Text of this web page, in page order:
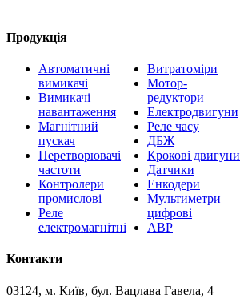
Продукція
Автоматичні
вимикачі
Вимикачі
навантаження
Магнітний
пускач
Перетворювачі
частоти
Контролери
промислові
Реле
електромагнітні
Витратоміри
Мотор-
редуктори
Електродвигуни
Реле часу
ДБЖ
Крокові двигуни
Датчики
Енкодери
Мультиметри
цифрові
АВР
Контакти
03124, м. Київ, бул. Вацлава Гавела, 4